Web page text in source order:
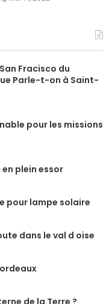
Fracisco du
Parle-t-on à Saint-
pour les missions
plein essor
pour lampe solaire
dans le val d oise
de la Terre ?